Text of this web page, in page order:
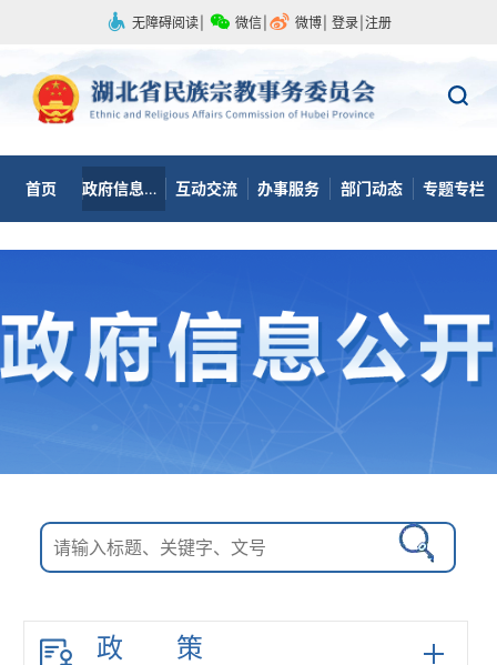
无障碍阅读 微信 微博 登录 注册
首页 政府信息公开 互动交流 办事服务 部门动态 专题专栏
政策